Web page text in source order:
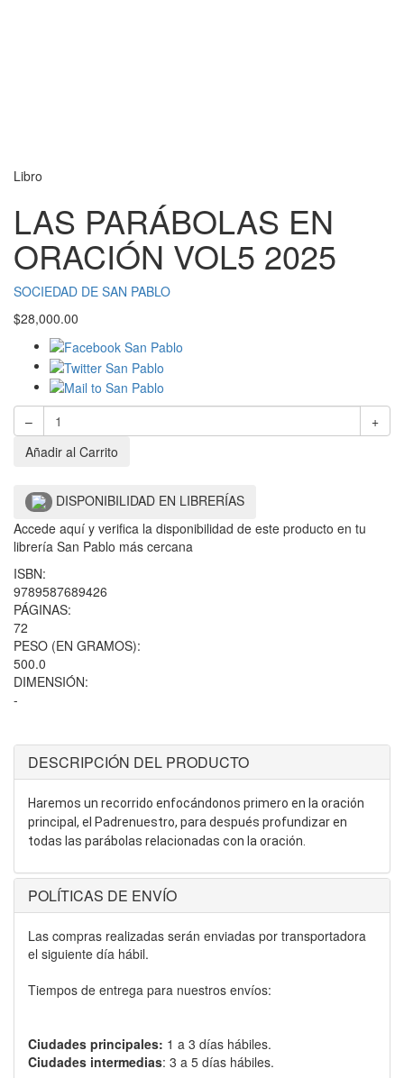
Libro
LAS PARÁBOLAS EN
ORACIÓN VOL5 2025
SOCIEDAD DE SAN PABLO
$28,000.00
–
+
Añadir al Carrito
DISPONIBILIDAD EN LIBRERÍAS
Accede aquí y verifica la disponibilidad de este producto en tu
librería San Pablo más cercana
ISBN:
9789587689426
PÁGINAS:
72
PESO (EN GRAMOS):
500.0
DIMENSIÓN:
-
DESCRIPCIÓN DEL PRODUCTO
Haremos un recorrido enfocándonos primero en la oración
principal, el Padrenuestro, para después profundizar en
todas las parábolas relacionadas con la oración.
POLÍTICAS DE ENVÍO
Las compras realizadas serán enviadas por transportadora
el siguiente día hábil.
Tiempos de entrega para nuestros envíos:
Ciudades principales: 1 a 3 días hábiles.
Ciudades intermedias: 3 a 5 días hábiles.